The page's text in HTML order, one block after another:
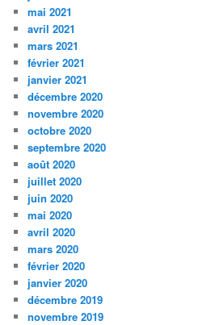
mai 2021
avril 2021
mars 2021
février 2021
janvier 2021
décembre 2020
novembre 2020
octobre 2020
septembre 2020
août 2020
juillet 2020
juin 2020
mai 2020
avril 2020
mars 2020
février 2020
janvier 2020
décembre 2019
novembre 2019